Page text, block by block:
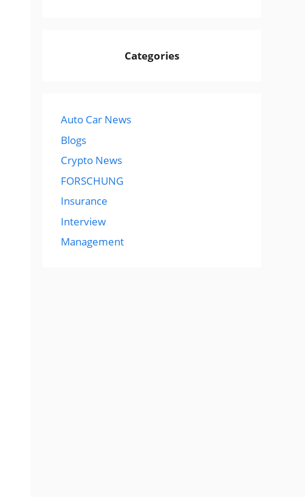
Categories
Auto Car News
Blogs
Crypto News
FORSCHUNG
Insurance
Interview
Management